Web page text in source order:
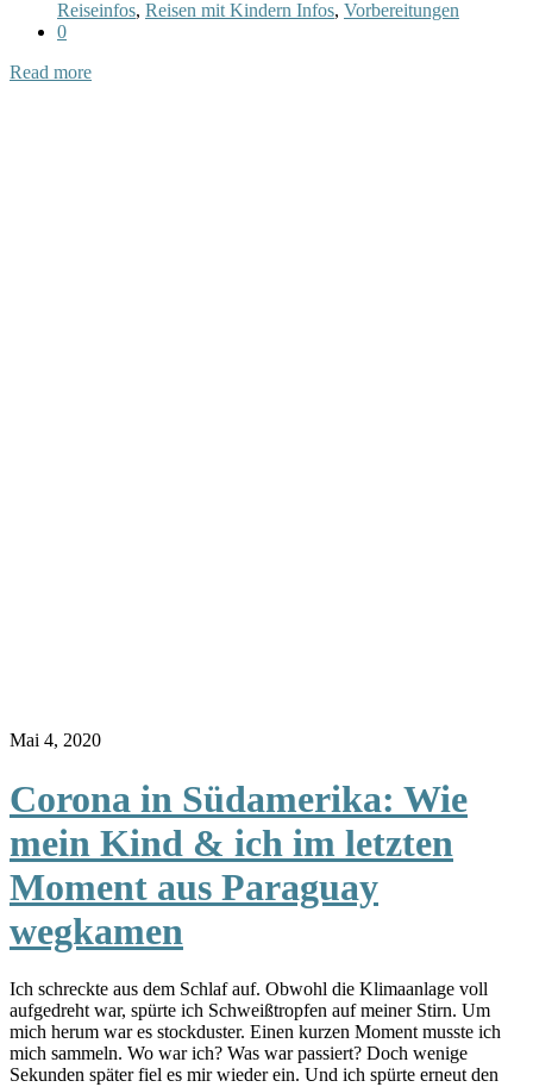
Reiseinfos, Reisen mit Kindern Infos, Vorbereitungen
0
Read more
Mai 4, 2020
Corona in Südamerika: Wie
mein Kind & ich im letzten
Moment aus Paraguay
wegkamen
Ich schreckte aus dem Schlaf auf. Obwohl die Klimaanlage voll
aufgedreht war, spürte ich Schweißtropfen auf meiner Stirn. Um
mich herum war es stockduster. Einen kurzen Moment musste ich
mich sammeln. Wo war ich? Was war passiert? Doch wenige
Sekunden später fiel es mir wieder ein. Und ich spürte erneut den